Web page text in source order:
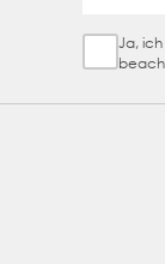
Sign
Ja,